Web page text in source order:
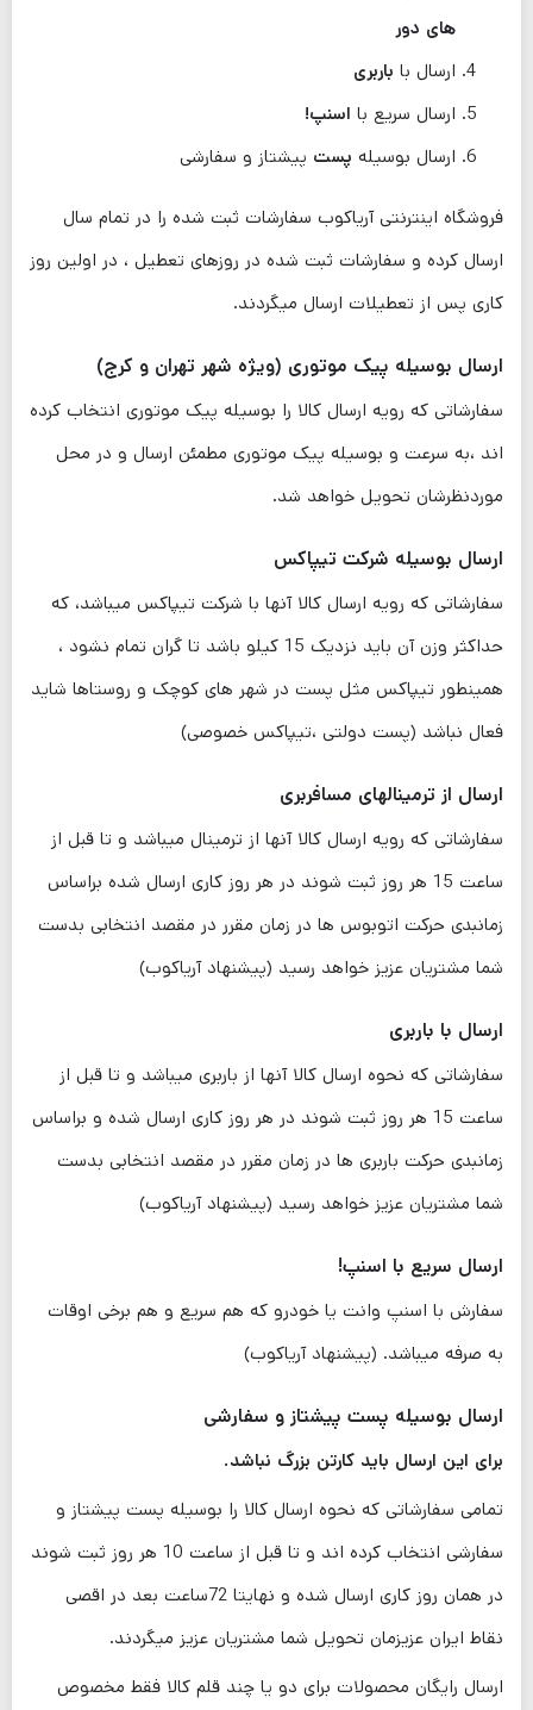
های دور
ارسال با باربری
ارسال سریع با اسنپ!
ارسال بوسیله پست پیشتاز و سفارشی
فروشگاه اینترنتی آریاکوب سفارشات ثبت شده را در تمام سال
ارسال کرده و سفارشات ثبت شده در روزهای تعطیل ، در اولین روز
کاری پس از تعطیلات ارسال میگردند.
ارسال بوسیله پیک موتوری (ویژه شهر تهران و کرج)
سفارشاتی که رویه ارسال کالا را بوسیله پیک موتوری انتخاب کرده
اند ،به سرعت و بوسیله پیک موتوری مطمئن ارسال و در محل
موردنظرشان تحویل خواهد شد.
ارسال بوسیله شرکت تیپاکس
سفارشاتی که رویه ارسال کالا آنها با شرکت تیپاکس میباشد، که
حداکثر وزن آن باید نزدیک 15 کیلو باشد تا گران تمام نشود ،
همینطور تیپاکس مثل پست در شهر های کوچک و روستاها شاید
فعال نباشد (پست دولتی ،تیپاکس خصوصی)
ارسال از ترمینالهای مسافربری
سفارشاتی که رویه ارسال کالا آنها از ترمینال میباشد و تا قبل از
ساعت 15 هر روز ثبت شوند در هر روز کاری ارسال شده براساس
زمانبدی حرکت اتوبوس ها در زمان مقرر در مقصد انتخابی بدست
شما مشتریان عزیز خواهد رسید (پیشنهاد آریاکوب)
ارسال با باربری
سفارشاتی که نحوه ارسال کالا آنها از باربری میباشد و تا قبل از
ساعت 15 هر روز ثبت شوند در هر روز کاری ارسال شده و براساس
زمانبدی حرکت باربری ها در زمان مقرر در مقصد انتخابی بدست
شما مشتریان عزیز خواهد رسید (پیشنهاد آریاکوب)
ارسال سریع با اسنپ!
سفارش با اسنپ وانت یا خودرو که هم سریع و هم برخی اوقات
به صرفه میباشد. (پیشنهاد آریاکوب)
ارسال بوسیله پست پیشتاز و سفارشی
برای این ارسال باید کارتن بزرگ نباشد.
تمامی سفارشاتی که نحوه ارسال کالا را بوسیله پست پیشتاز و
سفارشی انتخاب کرده اند و تا قبل از ساعت 10 هر روز ثبت شوند
در همان روز کاری ارسال شده و نهایتا 72ساعت بعد در اقصی
نقاط ایران عزیزمان تحویل شما مشتریان عزیز میگردند.
ارسال رایگان محصولات برای دو یا چند قلم کالا فقط مخصوص